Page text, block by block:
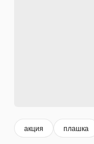
акция плашка